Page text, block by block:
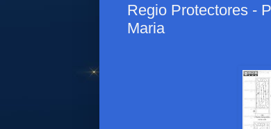
Regio Protectores -
Maria